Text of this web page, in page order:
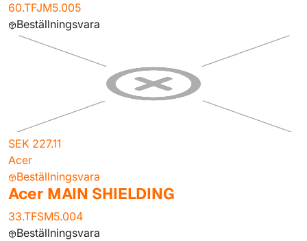
60.TFJM5.005
Beställningsvara
SEK 227.11
Acer
Beställningsvara
Acer MAIN SHIELDING
33.TFSM5.004
Beställningsvara